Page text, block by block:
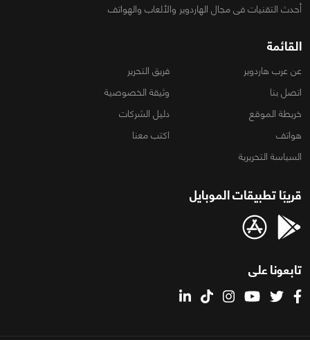
أحدث التقنيات فى مجال الهاردوير والألعاب والهواتف
القائمة
عن عرب هاردوير
فريق التحرير
اتصل بنا
وثيقة الخصوصية
خريطة الموقع
دليل الشركات
هواتف
اكتب معنا
السياسة التحريرية
قريبًا تطبيقات الموبايل
تابعونا على